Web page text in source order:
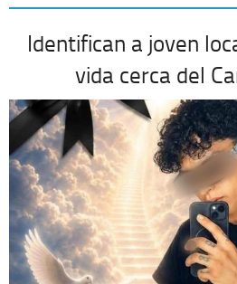
Identifican a joven
vida cerca del